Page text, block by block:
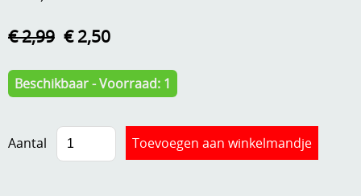
Kneedmateriaal
Leuke versieringen
€ 2,99 € 2,50
Beschikbaar - Voorraad: 1
Aantal